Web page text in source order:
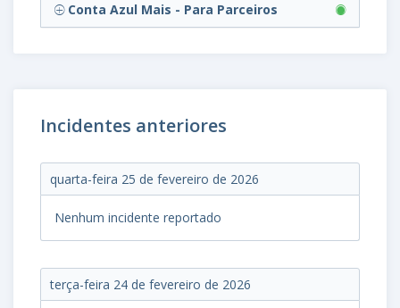
Conta Azul Mais - Para Parceiros
Incidentes anteriores
quarta-feira 25 de fevereiro de 2026
Nenhum incidente reportado
terça-feira 24 de fevereiro de 2026